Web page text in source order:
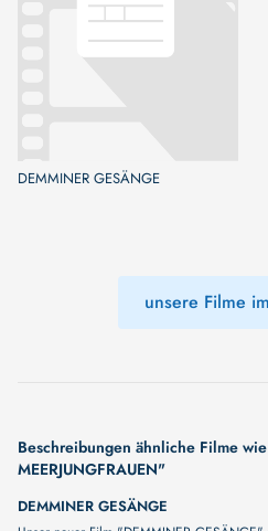
DEMMINER GESÄNGE
unsere Filme
Beschreibungen ähnliche Filme
MEERJUNGFRAUEN"
DEMMINER GESÄNGE